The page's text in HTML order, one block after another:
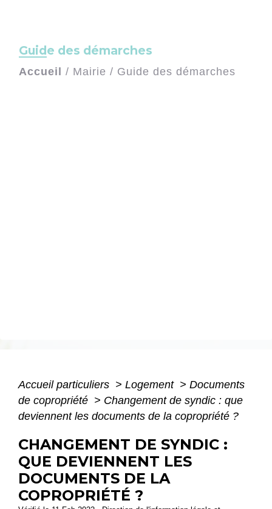
Guide des démarches
Accueil / Mairie / Guide des démarches
Accueil particuliers > Logement > Documents
de copropriété > Changement de syndic : que
deviennent les documents de la copropriété ?
CHANGEMENT DE SYNDIC :
QUE DEVIENNENT LES
DOCUMENTS DE LA
COPROPRIÉTÉ ?